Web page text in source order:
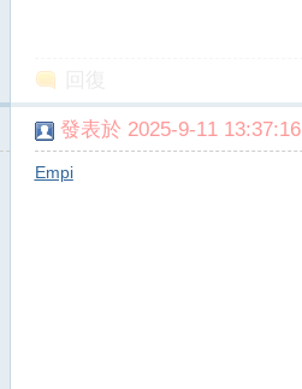
發表於 2025-9-11 13:37:16
Empi